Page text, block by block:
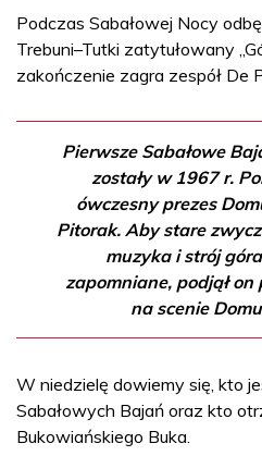
Podczas Sabałowej Nocy
Trebuni–Tutki zatytułowany
zakończenie zagra zespół De
Pierwsze Sabałowe
zostały w 1967 r.
ówczesny prezes
Pitorak. Aby stare
muzyka i strój
zapomniane, podjął
na scenie
W niedzielę dowiemy się, kto
Sabałowych Bajań oraz kto
Bukowiańskiego Buka.